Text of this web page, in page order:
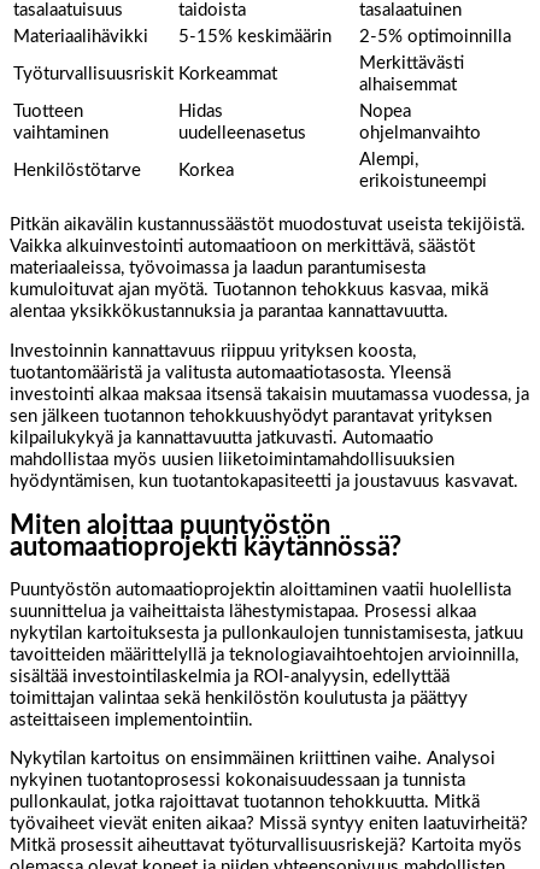
tasalaatuisuus
taidoista
tasalaatuinen
Materiaalihävikki
5-15% keskimäärin 2-5% optimoinnilla
Työturvallisuusriskit Korkeammat
Merkittävästi
alhaisemmat
Tuotteen
vaihtaminen
Hidas
uudelleenasetus
Nopea
ohjelmanvaihto
Henkilöstötarve Korkea
Alempi,
erikoistuneempi
Pitkän aikavälin kustannussäästöt muodostuvat useista tekijöistä.
Vaikka alkuinvestointi automaatioon on merkittävä, säästöt
materiaaleissa, työvoimassa ja laadun parantumisesta
kumuloituvat ajan myötä. Tuotannon tehokkuus kasvaa, mikä
alentaa yksikkökustannuksia ja parantaa kannattavuutta.
Investoinnin kannattavuus riippuu yrityksen koosta,
tuotantomääristä ja valitusta automaatiotasosta. Yleensä
investointi alkaa maksaa itsensä takaisin muutamassa vuodessa, ja
sen jälkeen tuotannon tehokkuushyödyt parantavat yrityksen
kilpailukykyä ja kannattavuutta jatkuvasti. Automaatio
mahdollistaa myös uusien liiketoimintamahdollisuuksien
hyödyntämisen, kun tuotantokapasiteetti ja joustavuus kasvavat.
Miten aloittaa puuntyöstön
automaatioprojekti käytännössä?
Puuntyöstön automaatioprojektin aloittaminen vaatii huolellista
suunnittelua ja vaiheittaista lähestymistapaa. Prosessi alkaa
nykytilan kartoituksesta ja pullonkaulojen tunnistamisesta, jatkuu
tavoitteiden määrittelyllä ja teknologiavaihtoehtojen arvioinnilla,
sisältää investointilaskelmia ja ROI-analyysin, edellyttää
toimittajan valintaa sekä henkilöstön koulutusta ja päättyy
asteittaiseen implementointiin.
Nykytilan kartoitus on ensimmäinen kriittinen vaihe. Analysoi
nykyinen tuotantoprosessi kokonaisuudessaan ja tunnista
pullonkaulat, jotka rajoittavat tuotannon tehokkuutta. Mitkä
työvaiheet vievät eniten aikaa? Missä syntyy eniten laatuvirheitä?
Mitkä prosessit aiheuttavat työturvallisuusriskejä? Kartoita myös